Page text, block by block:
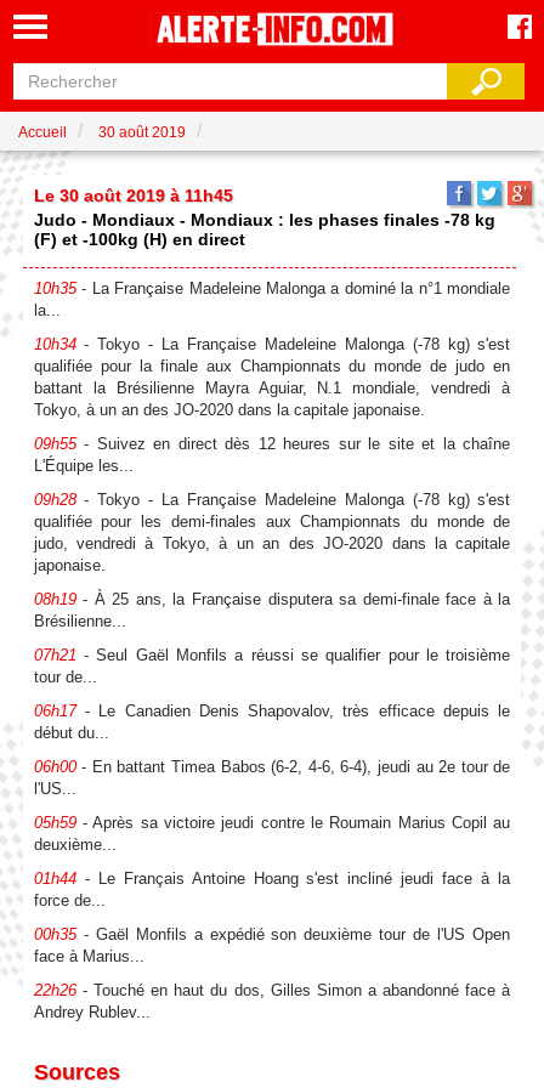
Accueil 30 août 2019
Le 30 août 2019 à 11h45
Judo - Mondiaux - Mondiaux : les phases finales -78 kg
(F) et -100kg (H) en direct
10h35- La Française Madeleine Malonga a dominé la n°1 mondiale
la...
10h34- Tokyo - La Française Madeleine Malonga (-78 kg) s'est
qualifiée pour la finale aux Championnats du monde de judo en
battant la Brésilienne Mayra Aguiar, N.1 mondiale, vendredi à
Tokyo, à un an des JO-2020 dans la capitale japonaise.
09h55- Suivez en direct dès 12 heures sur le site et la chaîne
L'Équipe les...
09h28- Tokyo - La Française Madeleine Malonga (-78 kg) s'est
qualifiée pour les demi-finales aux Championnats du monde de
judo, vendredi à Tokyo, à un an des JO-2020 dans la capitale
japonaise.
08h19- À 25 ans, la Française disputera sa demi-finale face à la
Brésilienne...
07h21 - Seul Gaël Monfils a réussi se qualifier pour le troisième
tour de...
06h17- Le Canadien Denis Shapovalov, très efficace depuis le
début du...
06h00- En battant Timea Babos (6-2, 4-6, 6-4), jeudi au 2e tour de
l'US...
05h59- Après sa victoire jeudi contre le Roumain Marius Copil au
deuxième...
01h44- Le Français Antoine Hoang s'est incliné jeudi face à la
force de...
00h35- Gaël Monfils a expédié son deuxième tour de l'US Open
face à Marius...
22h26- Touché en haut du dos, Gilles Simon a abandonné face à
Andrey Rublev...
Sources